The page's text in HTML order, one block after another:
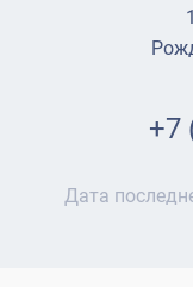
+7
Дата